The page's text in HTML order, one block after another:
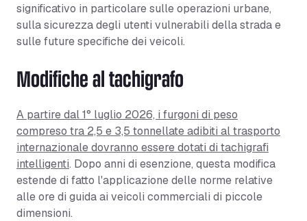
significativo in particolare sulle operazioni urbane,
sulla sicurezza degli utenti vulnerabili della strada e
sulle future specifiche dei veicoli.
Modifiche al tachigrafo
A partire dal 1° luglio 2026, i furgoni di peso
compreso tra 2,5 e 3,5 tonnellate adibiti al trasporto
internazionale dovranno essere dotati di tachigrafi
intelligenti. Dopo anni di esenzione, questa modifica
estende di fatto l'applicazione delle norme relative
alle ore di guida ai veicoli commerciali di piccole
dimensioni.